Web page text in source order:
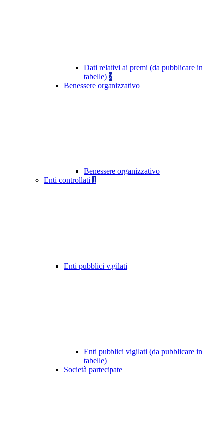
Dati relativi ai premi (da pubblicare in
tabelle) 2
Benessere organizzativo
Benessere organizzativo
Enti controllati 1
Enti pubblici vigilati
Enti pubblici vigilati (da pubblicare in
tabelle)
Società partecipate